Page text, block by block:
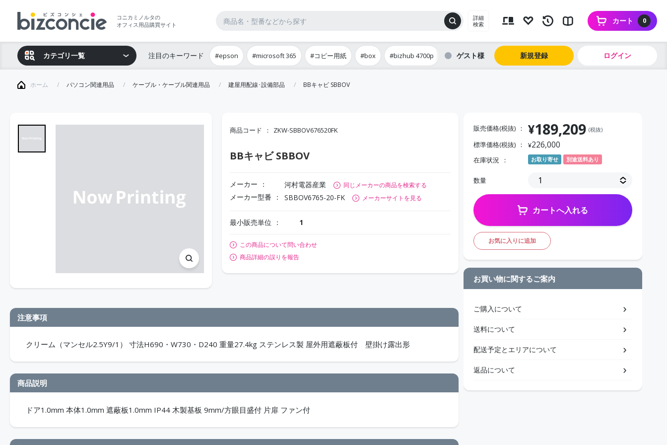
コニカミノルタの
オフィス用品購買サイト
詳細
検索
0
カート
カテゴリ一覧 注目のキーワード #epson #microsoft 365 #コピー用紙 #box #bizhub 4700p ゲスト 新規登録 ログイン
ホーム パソコン関連用品 ケーブル・ケーブル関連用品 建屋用配線･設備部品 BBキャビ SBBOV
商品コード ZKW-SBBOV676520FK
BBキャビ SBBOV
メーカー 河村電器産業 同じメーカーの商品を検索する
メーカー型番 SBBOV6765-20-FK メーカーサイトを見る
最小販売単位 1
この商品について問い合わせ
商品詳細の誤りを報告
注意事項
クリーム（マンセル2.5Y9/1） 寸法H690・W730・D240 重量27.4kg ステンレス製 屋外用遮蔽板付 壁掛け露出形
商品説明
ドア1.0mm 本体1.0mm 遮蔽板1.0mm IP44 木製基板 9mm/方眼目盛付 片扉 ファン付
販売価格(税抜) ¥189,209 (税抜)
標準価格(税抜) ¥226,000
在庫状況 お取り寄せ 別途送料あり
数量
カートへ入れる
お気に入りに追加
お買い物に関するご案内
ご購入について
送料について
配送予定とエリアについて
返品について